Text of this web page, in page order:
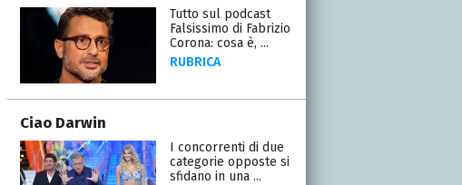
Tutto sul podcast
Falsissimo di Fabrizio
Corona: cosa è, ...
RUBRICA
Ciao Darwin
I concorrenti di due
categorie opposte si
sfidano in una ...